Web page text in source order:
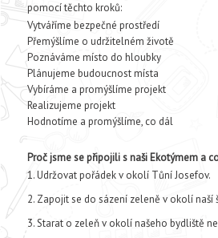
pomocí těchto kroků:
Vytváříme bezpečné prostředí
Přemýšlíme o udržitelném životě
Poznáváme místo do hloubky
Plánujeme budoucnost místa
Vybíráme a promýšlíme projekt
Realizujeme projekt
Hodnotíme a promýšlíme, co dál
Proč jsme se připojili s naši Ekotýmem a
Udržovat pořádek v okolí Tůní Josefov.
Zapojit se do sázení zeleně v okolí naší
Starat o zeleň v okolí našeho bydliště